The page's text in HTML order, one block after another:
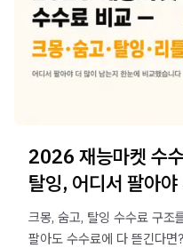
2026 재능마켓 수
탈잉, 어디서 팔아
크몽, 숨고, 탈잉 수수료 구조
팔아도 수수료에 다 뜯긴다